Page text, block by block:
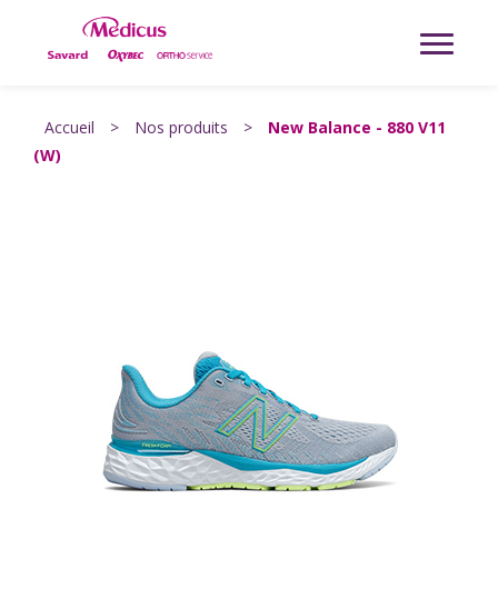
Accueil > Nos produits >
New Balance - 880 V11
(W)